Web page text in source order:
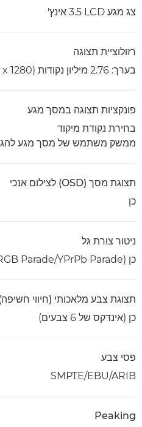
צג מגע LCD‏ 3.5 אינץ'
רזולוציית תצוגה
בערך: 2.76 מיליון נקודות (1280 x‏ RGB‏ x‏ 720)
פונקציות תצוגה במסך מגע
בחירת נקודת מיקוד
ממשק משתמש של מסך מגע
תצוגת מסך (OSD) לצילום אנכי
כן
ניטור צורת גל
כן (Line/Line + Spot/RGB Parade/YPrPb Parade)
תצוגת צבע מלאכותי (חיווי
כן (אינדקס של 6 צבעים)
פסי צבע
SMPTE/EBU/ARIB
Peaking